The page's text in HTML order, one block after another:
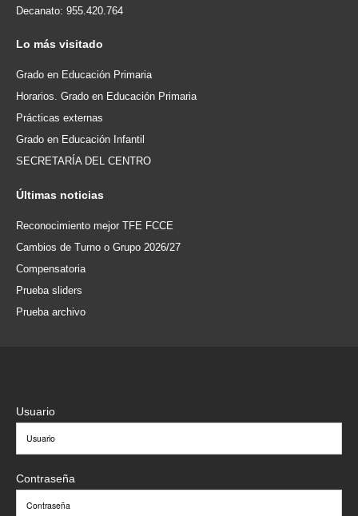
Decanato: 955.420.764
Lo más visitado
Grado en Educación Primaria
Horarios. Grado en Educación Primaria
Prácticas externas
Grado en Educación Infantil
SECRETARÍA DEL CENTRO
Últimas noticias
Reconocimiento mejor TFE FCCE
Cambios de Turno o Grupo 2026/27
Compensatoria
Prueba sliders
Prueba archivo
Usuario
Contraseña